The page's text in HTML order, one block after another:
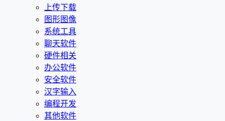
上传下载
图形图像
系统工具
聊天软件
硬件相关
办公软件
安全软件
汉字输入
编程开发
其他软件